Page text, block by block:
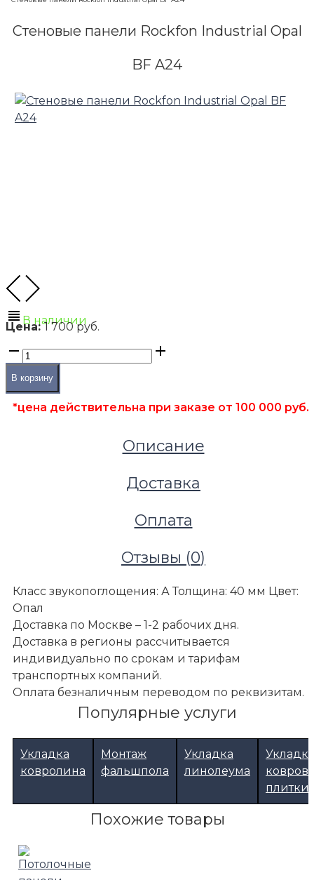
Акустические подвесные потолки
Стеновые панели Rockfon Industrial Opal BF A24
Стеновые панели Rockfon Industrial Opal
BF A24
В наличии
Цена:1 700 руб.
В корзину
*цена действительна при заказе от 100 000 руб.
Описание
Доставка
Оплата
Отзывы (0)
Класс звукопоглощения: А Толщина: 40 мм Цвет:
Опал
Доставка по Москве – 1-2 рабочих дня.
Доставка в регионы рассчитывается
индивидуально по срокам и тарифам
транспортных компаний.
Оплата безналичным переводом по реквизитам.
Популярные услуги
Укладка
ковролина
Монтаж
фальшпола
Укладка
линолеума
Укладка
плитки
Похожие товары